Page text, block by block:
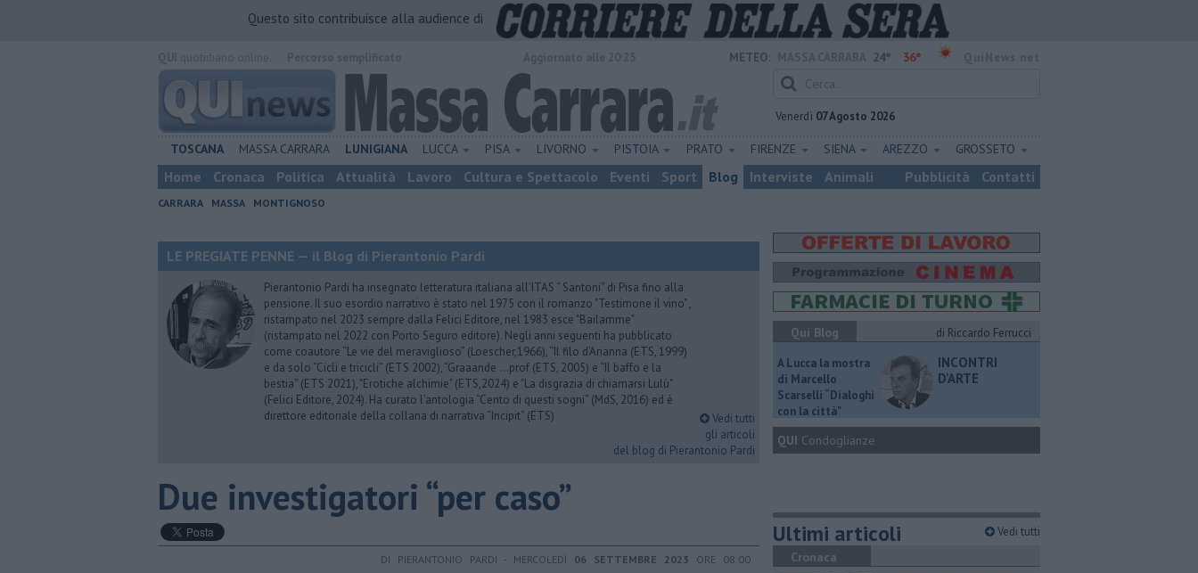
Questo sito contribuisce alla audience di
METEO: 24° 36°
Venerdì 07 Agosto 2026
TOSCANA MASSA CARRARA LUNIGIANA LUCCA PISA LIVORNO PISTOIA PRATO FIRENZE SIENA AREZZO GROSSETO
Home Cronaca Politica Attualità Lavoro Cultura e Spettacolo Eventi Sport Blog Interviste Animali Pubblicità Contatti
CARRARA MASSA MONTIGNOSO
LE PREGIATE PENNE — il Blog di Pierantonio Pardi
Pierantonio Pardi ha insegnato letteratura italiana all’ITAS “ Santoni” di Pisa fino alla
pensione. Il suo esordio narrativo è stato nel 1975 con il romanzo "Testimone il vino" ,
ristampato nel 2023 sempre dalla Felici Editore, nel 1983 esce "Bailamme"
(ristampato nel 2022 con Porto Seguro editore). Negli anni seguenti ha pubblicato
come coautore “Le vie del meraviglioso” (Loescher,1966), “Il filo d’Arianna (ETS, 1999)
e da solo “Cicli e tricicli” (ETS 2002), “Graaande …prof (ETS, 2005) e “Il baffo e la
bestia” (ETS 2021), "Erotiche alchimie" (ETS,2024) e "La disgrazia di chiamarsi Lulù"
(Felici Editore, 2024). Ha curato l’antologia “Cento di questi sogni” (MdS, 2016) ed è
direttore editoriale della collana di narrativa “Incipit” (ETS)
Vedi tutti
gli articoli
del blog di Pierantonio Pardi
​Due investigatori “per caso”
DI PIERANTONIO PARDI - MERCOLEDÌ 06 SETTEMBRE 2023 ORE 08:00
Qui Blog
di Riccardo Ferrucci
A Lucca la mostra
di Marcello
Scarselli “Dialoghi
con la città"
INCONTRI
D'ARTE
QUI Condoglianze
Ultimi articoli Vedi tutti
Cronaca